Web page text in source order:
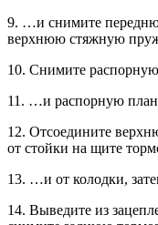
9. …и снимите
верхнюю стяжную
10. Снимите
11. …и распорную
12. Отсоедините
от стойки на щите
13. …и от колодки,
14. Выведите из